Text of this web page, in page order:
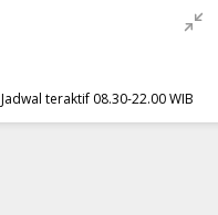
Jadwal teraktif 08.30-22.00 WIB